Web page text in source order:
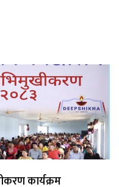
कार्यक्रम